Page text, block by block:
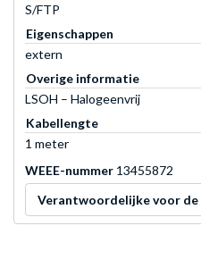
S/FTP
Eigenschappen
extern
Overige informatie
LSOH – Halogeenvrij
Kabellengte
1 meter
WEEE-nummer 13455872
Verantwoordelijke voor de